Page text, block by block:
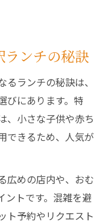
ランチの秘訣
ランチの秘訣は、
びにあります。特
、小さな子供や赤ち
できるため、人気が
広めの店内や、おむ
ントです。混雑を避
ト予約やリクエスト